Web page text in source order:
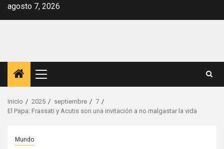
Saltar
agosto 7, 2026
Menú
principal
Inicio 2025 septiembre
7
El Papa: Frassati y Acutis son una invitación a no malgastar la vida
Mundo